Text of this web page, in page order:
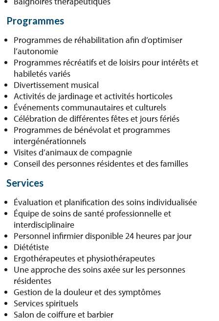
Programmes
Programmes de réhabilitation afin d’optimiser
l’autonomie
Programmes récréatifs et de loisirs pour intérêts et
habiletés variés
Divertissement musical
Activités de jardinage et activités horticoles
Événements communautaires et culturels
Célébration de différentes fêtes et jours fériés
Programmes de bénévolat et programmes
intergénérationnels
Visites d’animaux de compagnie
Conseil des personnes résidentes et des familles
Services
Évaluation et planification des soins individualisée
Équipe de soins de santé professionnelle et
interdisciplinaire
Personnel infirmier disponible 24 heures par jour
Diététiste
Ergothérapeutes et physiothérapeutes
Une approche des soins axée sur les personnes
résidentes
Gestion de la douleur et des symptômes
Services spirituels
Salon de coiffure et barbier